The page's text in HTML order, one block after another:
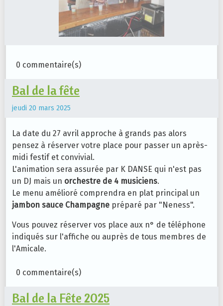
0 commentaire(s)
Bal de la fête
jeudi 20 mars 2025
La date du 27 avril approche à grands pas alors
pensez à réserver votre place pour passer un après-
midi festif et convivial.
L'animation sera assurée par K DANSE qui n'est pas
un DJ mais un orchestre de 4 musiciens.
Le menu amélioré comprendra en plat principal un
jambon sauce Champagne préparé par "Neness".
Vous pouvez réserver vos place aux n° de téléphone
indiqués sur l'affiche ou auprès de tous membres de
l'Amicale.
0 commentaire(s)
Bal de la Fête 2025